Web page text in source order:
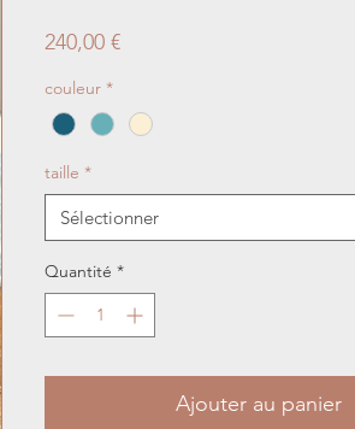
240,00 €Prix
couleur *
taille *
Sélectionner
Quantité *
Ajouter au panier